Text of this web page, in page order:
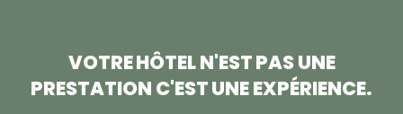
VOTRE HÔTEL N'EST PAS UNE
PRESTATION C'EST UNE EXPÉRIENCE.